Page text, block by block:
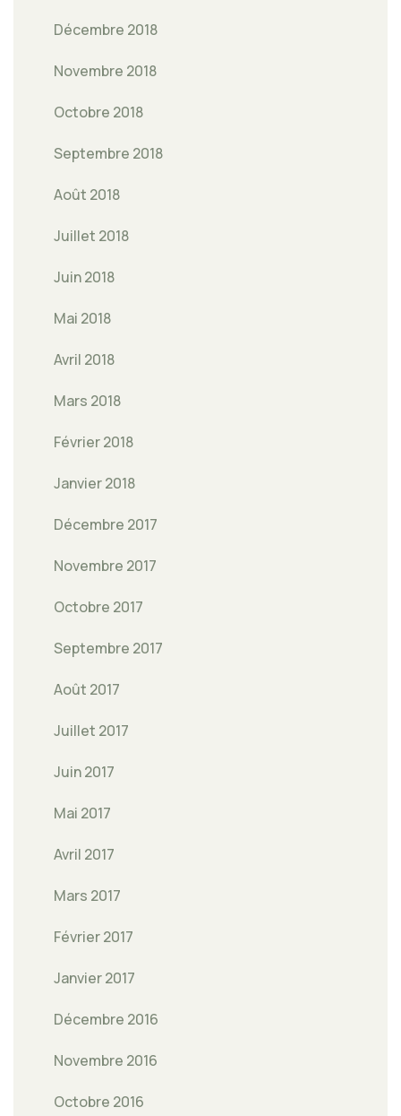
Décembre 2018
Novembre 2018
Octobre 2018
Septembre 2018
Août 2018
Juillet 2018
Juin 2018
Mai 2018
Avril 2018
Mars 2018
Février 2018
Janvier 2018
Décembre 2017
Novembre 2017
Octobre 2017
Septembre 2017
Août 2017
Juillet 2017
Juin 2017
Mai 2017
Avril 2017
Mars 2017
Février 2017
Janvier 2017
Décembre 2016
Novembre 2016
Octobre 2016